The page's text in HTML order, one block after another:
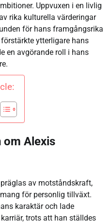
Uppvuxen i en livlig
rika kulturella värderingar
för hans framgångsrika
ytterligare hans
en avgörande roll i hans
om Alexis
av motståndskraft,
för personlig tillväxt.
karaktär och lade
trots att han ställdes